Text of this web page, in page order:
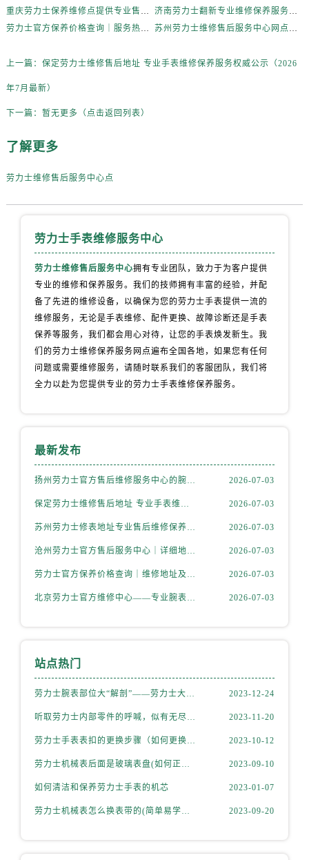
呼和浩特市玉泉区大学西街70号华润万象城写字楼（鄂尔多斯大厦）23层2326室劳力士售后服务中心（需提前预约）
兰州市七里河区西津西路16号兰州中心写字楼21层2102室劳力士售后服务中心（需提前预约）
重庆劳力士保养维修点提供专业售后维修服务权威公示（2026年7月最新）
济南劳力士翻新专业维修保养服务权威公示（2026年7月最新）
劳力士官方保养价格查询｜服务热线及完整地址权威信息公告（2026年7月最新）
苏州劳力士维修售后服务中心网点专业维修保养服务权威公示（2026年7月最新）
上一篇： 保定劳力士维修售后地址 专业手表维修保养服务权威公示（2026
年7月最新）
下一篇： 暂无更多（点击返回列表）
了解更多
劳力士维修售后服务中心点
劳力士手表维修服务中心
劳力士维修售后服务中心拥有专业团队，致力于为客户提供
专业的维修和保养服务。我们的技师拥有丰富的经验，并配
备了先进的维修设备，以确保为您的劳力士手表提供一流的
维修服务，无论是手表维修、配件更换、故障诊断还是手表
保养等服务，我们都会用心对待，让您的手表焕发新生。我
们的劳力士维修保养服务网点遍布全国各地，如果您有任何
问题或需要维修服务，请随时联系我们的客服团队，我们将
全力以赴为您提供专业的劳力士手表维修保养服务。
最新发布
扬州劳力士官方售后维修服务中心的腕表保养服务权威公示（2026年7月最新） 2026-07-03
保定劳力士维修售后地址 专业手表维修保养服务权威公示（2026年7月最新） 2026-07-03
苏州劳力士修表地址专业售后维修保养服务权威公示（2026年7月最新） 2026-07-03
沧州劳力士官方售后服务中心｜详细地址和官方售后电话权威信息公示（2026年7月更新） 2026-07-03
劳力士官方保养价格查询｜维修地址及售后服务热线权威信息公告（2026年7月最新） 2026-07-03
北京劳力士官方维修中心——专业腕表售后维修保养服务权威公示（2026年7月最新） 2026-07-03
站点热门
劳力士腕表部位大“解剖”——劳力士大讲堂开课啦！ 2023-12-24
听取劳力士内部零件的呼喊，似有无尽的故事等待我们去探索 2023-11-20
劳力士手表表扣的更换步骤（如何更换手表的表扣） 2023-10-12
劳力士机械表后面是玻璃表盘(如何正确清洁和保养) 2023-09-10
如何清洁和保养劳力士手表的机芯 2023-01-07
劳力士机械表怎么换表带的(简单易学的步骤) 2023-09-20